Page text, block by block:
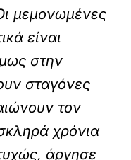
μεμονωμένες
είναι
στην
σταγόνες
τον
χρόνια
άργησε